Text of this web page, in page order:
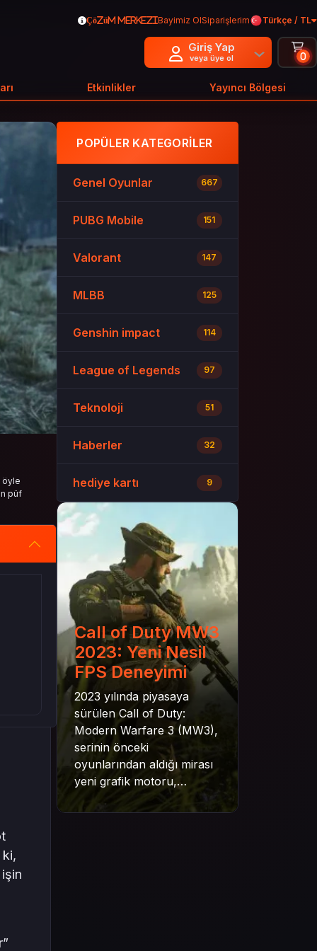
Çözüm MerkeziBayimiz OlSiparişlerim Türkçe / TL
Giriş Yap
veya üye ol 0
Etkinlikler Yayıncı Bölgesi
öyle
püf
ki,
POPÜLER KATEGORILER
Genel Oyunlar 667
PUBG Mobile 151
Valorant 147
MLBB 125
Genshin impact 114
League of Legends 97
Teknoloji 51
Haberler 32
hediye kartı 9
Call of Duty MW3
2023: Yeni Nesil
FPS Deneyimi
2023 yılında piyasaya
sürülen Call of Duty:
Modern Warfare 3 (MW3),
serinin önceki
oyunlarından aldığı mirası
yeni grafik motoru,
mekanik gelişimler ve daha
derin senaryo yapısıyla